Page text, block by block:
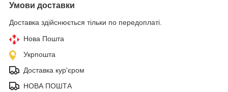
Умови доставки
Доставка здійснюється тільки по передоплаті.
Нова Пошта
Укрпошта
Доставка кур'єром
НОВА ПОШТА